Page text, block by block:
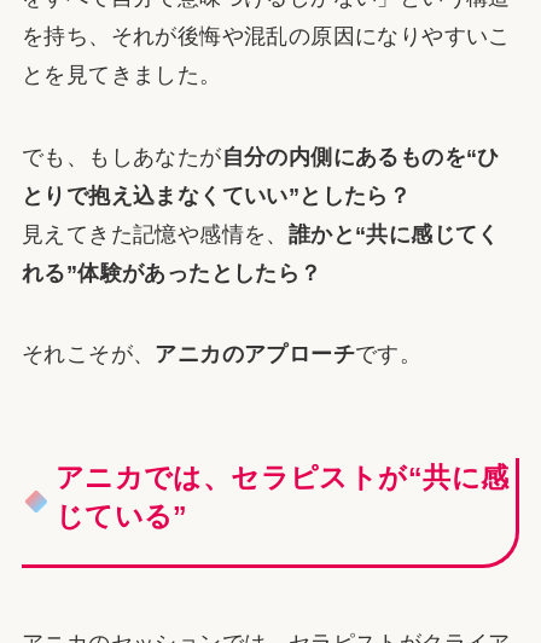
を持ち、それが後悔や混乱の原因になりやすいこ
とを見てきました。
でも、もしあなたが自分の内側にあるものを“ひ
とりで抱え込まなくていい”としたら？
見えてきた記憶や感情を、 誰かと“共に感じてく
れる”体験があったとしたら？
それこそが、 アニカのアプローチです。
アニカでは、セラピストが“共に感
じている”